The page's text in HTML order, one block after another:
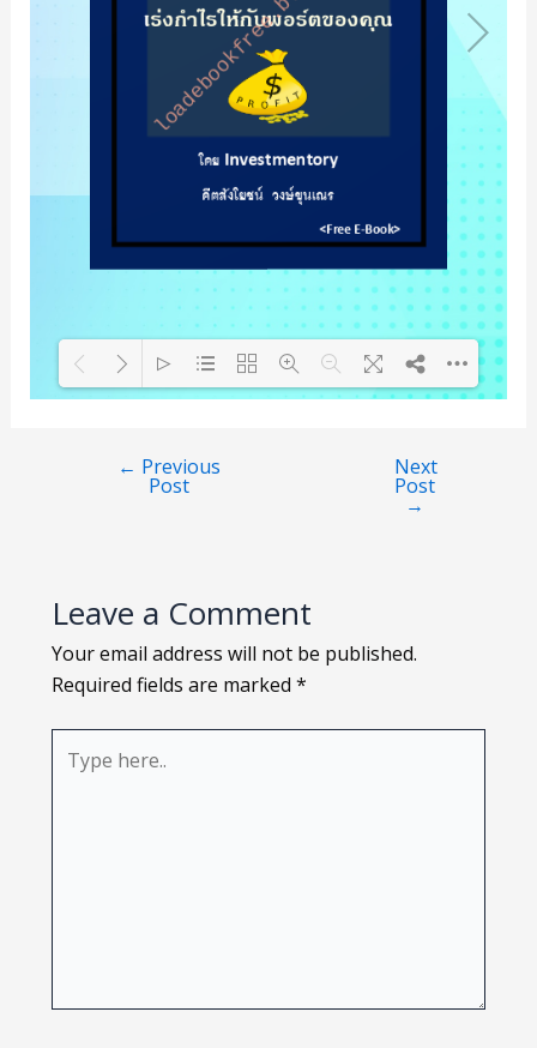
← Previous
Post
Next
Post
→
Leave a Comment
Your email address will not be published.
Required fields are marked *
here..